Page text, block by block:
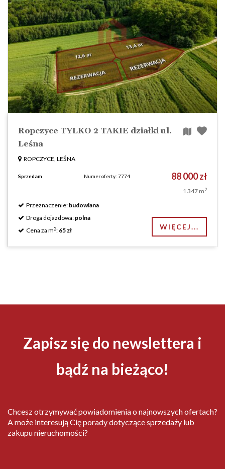
Ropczyce TYLKO 2 TAKIE działki ul.
Leśna
ROPCZYCE, LEŚNA
Sprzedam Numer oferty: 7774 88 000 zł
1 347 m2
Przeznaczenie: budowlana
Droga dojazdowa: polna
Cena za m2: 65 zł WIĘCEJ...
Zapisz się do newslettera i
bądź na bieżąco!
Chcesz otrzymywać powiadomienia o najnowszych ofertach?
A może interesują Cię porady dotyczące sprzedaży lub
zakupu nieruchomości?